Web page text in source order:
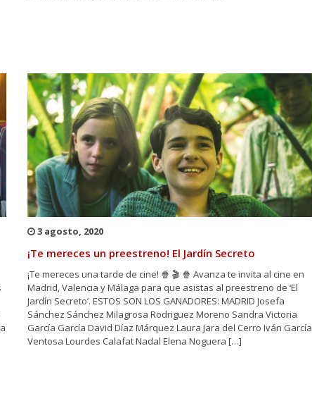
3 agosto, 2020
¡Te mereces un preestreno! El Jardín Secreto
¡Te mereces una tarde de cine! 🍿 🎬 🍿 Avanza te invita al cine en
Madrid, Valencia y Málaga para que asistas al preestreno de ‘El
Jardín Secreto’. ESTOS SON LOS GANADORES: MADRID Josefa
Sánchez Sánchez Milagrosa Rodriguez Moreno Sandra Victoria
García García David Díaz Márquez Laura Jara del Cerro Iván García
Ventosa Lourdes Calafat Nadal Elena Noguera […]